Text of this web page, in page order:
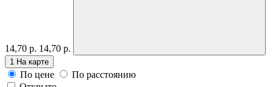
14,70 р. 14,70 р.
1 На карте
По цене
По расстоянию